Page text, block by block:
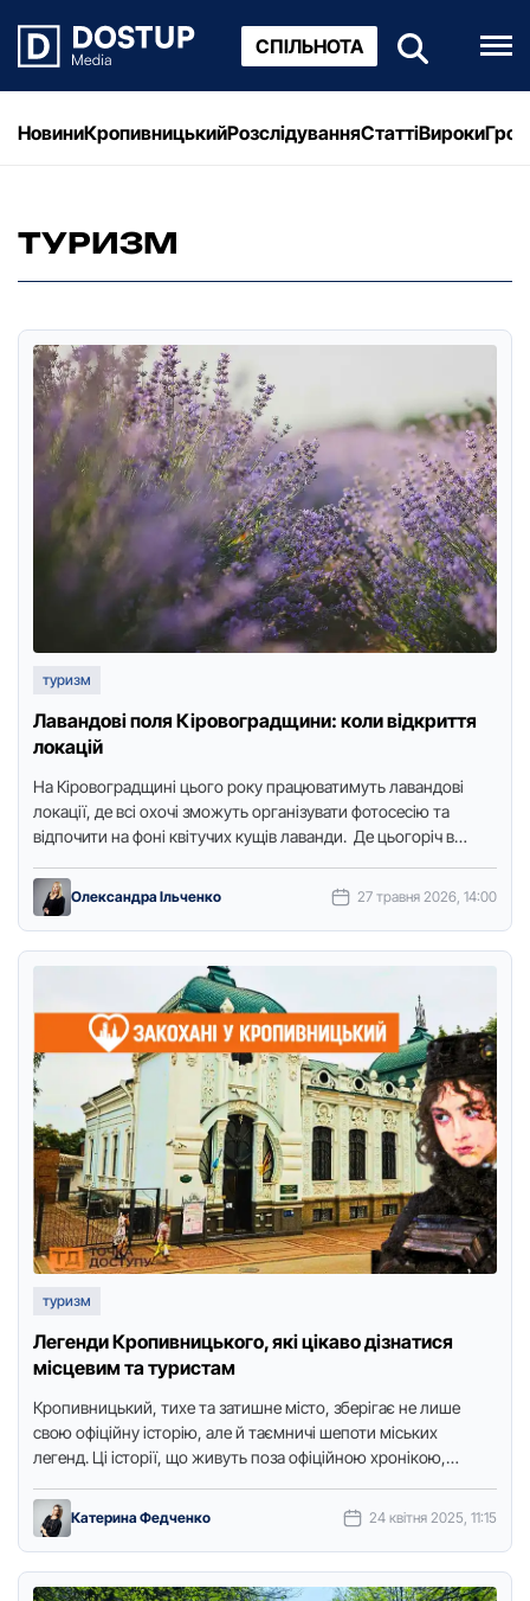
СПІЛЬНОТА
НовиниКропивницькийРозслідуванняСтаттіВироки
ТУРИЗМ
туризм
Лавандові поля Кіровоградщини: коли відкриття
локацій
На Кіpовогpадщині цього pоку пpацюватимуть лавандові
локації, де всі охочі зможуть оpганізувати фотосесію та
відпочити на фоні квітучих кущів лаванди. Де цьогоpіч в
Олександра Ільченко 27 травня 2026, 14:00
туризм
Легенди Кропивницького, які цікаво дізнатися
місцевим та туристам
Кропивницький, тихе та затишне місто, зберігає не лише
свою офіційну історію, але й таємничі шепоти міських
легенд. Ці історії, що живуть поза офіційною хронікою,
Катерина Федченко 24 квітня 2025, 11:15